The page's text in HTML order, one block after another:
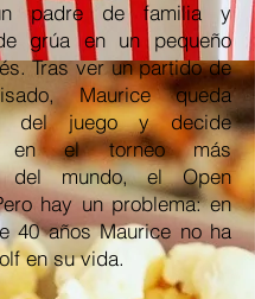
padre de familia y
grúa en un pequeño
Tras ver un partido de
Maurice queda
del juego y decide
en el torneo más
del mundo, el Open
hay un problema: en
40 años Maurice no ha
en su vida.